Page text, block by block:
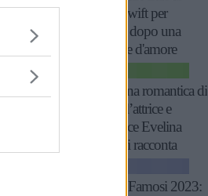
Taylor Swift per
rinascere dopo una
delusione d'amore
“Sono una romantica di
natura”: l’attrice e
produttrice Evelina
Manna si racconta
Isola dei Famosi 2023: